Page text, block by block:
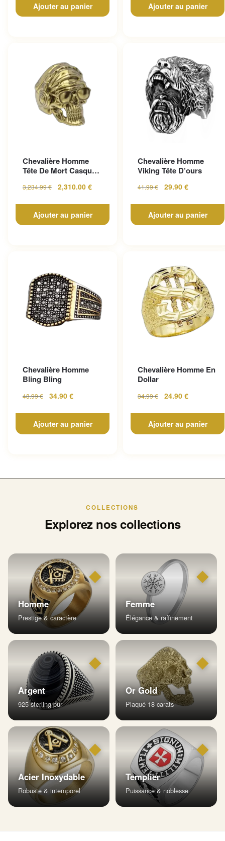
Ajouter au panier Ajouter au panier
Chevalière Homme
Tête De Mort Casque
3,234.99€ 2,310.00 €
Ajouter au panier
Chevalière Homme
Viking Tête D’ours
41.99€ 29.90 €
Ajouter au panier
Chevalière Homme
Bling Bling
48.99€ 34.90 €
Ajouter au panier
Chevalière Homme En
Dollar
34.99€ 24.90 €
Ajouter au panier
COLLECTIONS
Explorez nos collections
◆
Homme
Prestige & caractère
◆
Femme
Élégance & raffinement
◆
Argent
925 sterling pur
◆
Or Gold
Plaqué 18 carats
◆
Acier Inoxydable
Robuste & intemporel
◆
Templier
Puissance & noblesse